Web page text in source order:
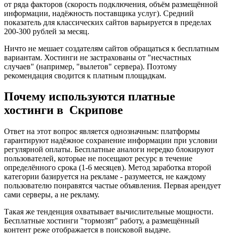
от ряда факторов (скорость подключения, объём размещённой
информации, надёжность поставщика услуг). Средний
показатель для классических сайтов варьируется в пределах
200-300 рублей за месяц.
Ничто не мешает создателям сайтов обращаться к бесплатным
вариантам. Хостинги не застрахованы от "несчастных
случаев" (например, "вылетов" сервера). Поэтому
рекомендация сводится к платным площадкам.
Почему используются платные
хостинги в Скрипове
Ответ на этот вопрос является однозначным: платформы
гарантируют надёжное сохранение информации при условии
регулярной оплаты. Бесплатные аналоги нередко блокируют
пользователей, которые не посещают ресурс в течение
определённого срока (1-6 месяцев). Метод заработка второй
категории базируется на рекламе - разумеется, не каждому
пользователю понравятся частые объявления. Первая арендует
сами серверы, а не рекламу.
Такая же тенденция охватывает вычислительные мощности.
Бесплатные хостинги "тормозят" работу, а размещённый
контент реже отображается в поисковой выдаче.